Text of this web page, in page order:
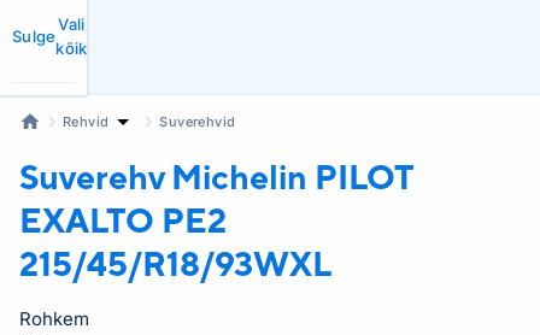
Sulge
Vali
kõik
Rehvid Suverehvid
Suverehv Michelin PILOT
EXALTO PE2
215/45/R18/93WXL
Rohkem